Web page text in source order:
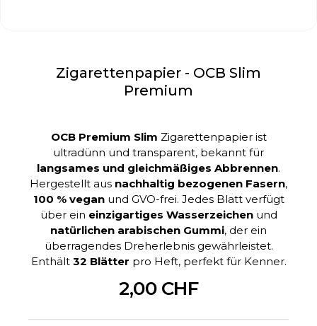
Zigarettenpapier - OCB Slim
Premium
OCB Premium Slim Zigarettenpapier ist
ultradünn und transparent, bekannt für
langsames und gleichmäßiges Abbrennen.
Hergestellt aus nachhaltig bezogenen Fasern,
100 % veganund GVO-frei. Jedes Blatt verfügt
über ein einzigartiges Wasserzeichenund
natürlichen arabischen Gummi, der ein
überragendes Dreherlebnis gewährleistet.
Enthält 32 Blätter pro Heft, perfekt für Kenner.
2,00 CHF